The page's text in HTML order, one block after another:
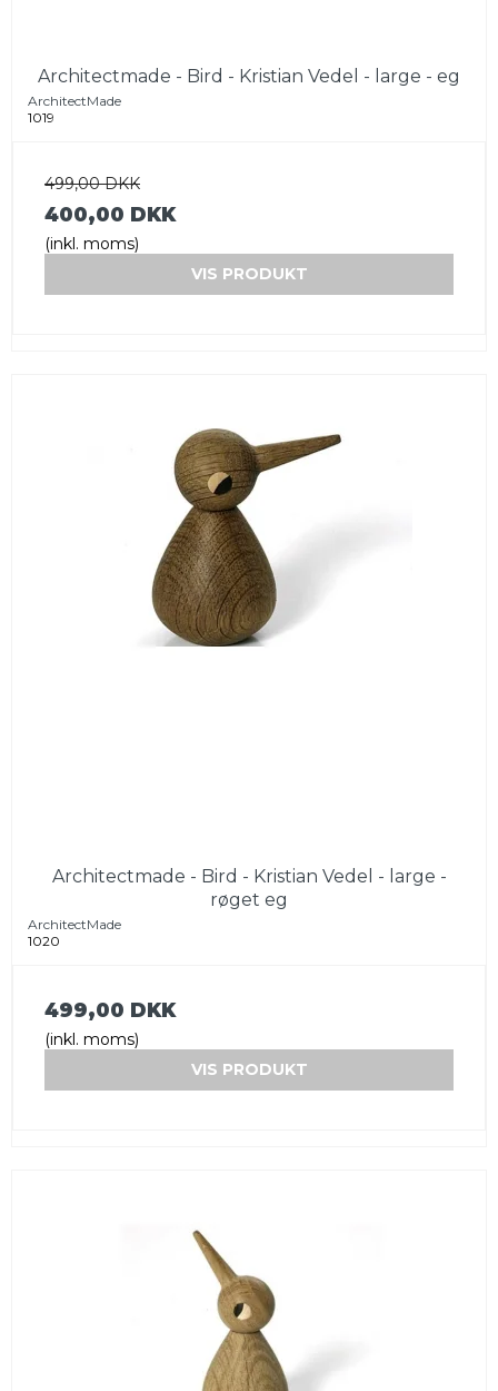
Architectmade - Bird - Kristian Vedel - large - eg
ArchitectMade
1019
499,00 DKK
400,00 DKK
(inkl. moms)
VIS PRODUKT
Architectmade - Bird - Kristian Vedel - large -
røget eg
ArchitectMade
1020
499,00 DKK
(inkl. moms)
VIS PRODUKT